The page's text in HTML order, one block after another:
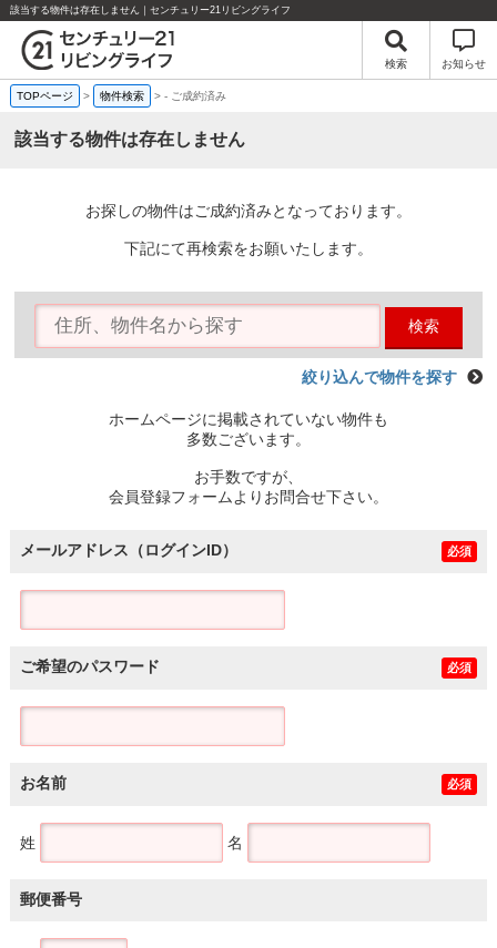
該当する物件は存在しません｜センチュリー21リビングライフ
検索 お知らせ
TOPページ > 物件検索 >- ご成約済み
該当する物件は存在しません
お探しの物件はご成約済みとなっております。
下記にて再検索をお願いたします。
検索
絞り込んで物件を探す
ホームページに掲載されていない物件も
多数ございます。
お手数ですが、
会員登録フォームよりお問合せ下さい。
メールアドレス（ログインID） 必須
ご希望のパスワード 必須
お名前 必須
姓 名
郵便番号